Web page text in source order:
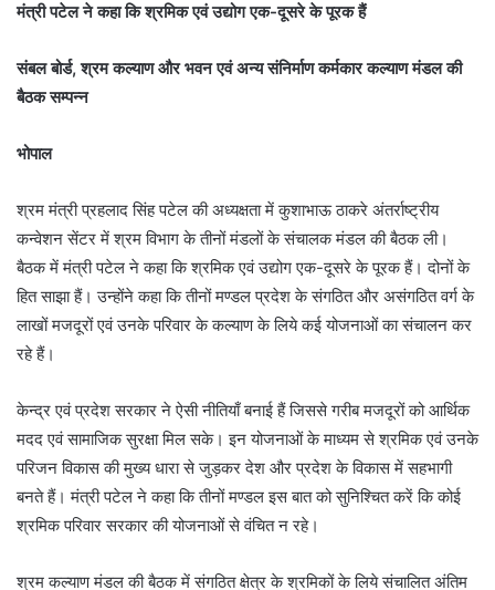
मंत्री पटेल ने कहा कि श्रमिक एवं उद्योग एक-दूसरे के पूरक हैं
संबल बोर्ड, श्रम कल्याण और भवन एवं अन्य संनिर्माण कर्मकार कल्याण मंडल की
बैठक सम्पन्न
भोपाल
श्रम मंत्री प्रहलाद सिंह पटेल की अध्यक्षता में कुशाभाऊ ठाकरे अंतर्राष्ट्रीय
कन्वेशन सेंटर में श्रम विभाग के तीनों मंडलों के संचालक मंडल की बैठक ली।
बैठक में मंत्री पटेल ने कहा कि श्रमिक एवं उद्योग एक-दूसरे के पूरक हैं। दोनों के
हित साझा हैं। उन्होंने कहा कि तीनों मण्डल प्रदेश के संगठित और असंगठित वर्ग के
लाखों मजदूरों एवं उनके परिवार के कल्याण के लिये कई योजनाओं का संचालन कर
रहे हैं।
केन्द्र एवं प्रदेश सरकार ने ऐसी नीतियाँ बनाई हैं जिससे गरीब मजदूरों को आर्थिक
मदद एवं सामाजिक सुरक्षा मिल सके। इन योजनाओं के माध्यम से श्रमिक एवं उनके
परिजन विकास की मुख्य धारा से जुड़कर देश और प्रदेश के विकास में सहभागी
बनते हैं। मंत्री पटेल ने कहा कि तीनों मण्डल इस बात को सुनिश्चित करें कि कोई
श्रमिक परिवार सरकार की योजनाओं से वंचित न रहे।
श्रम कल्याण मंडल की बैठक में संगठित क्षेत्र के श्रमिकों के लिये संचालित अंतिम